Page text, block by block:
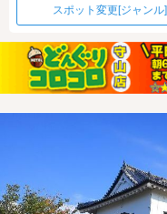
スポット変更[ジャンル]